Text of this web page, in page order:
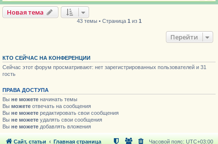
Новая тема
43 темы • Страница 1из 1
Перейти
КТО СЕЙЧАС НА КОНФЕРЕНЦИИ
Сейчас этот форум просматривают: нет зарегистрированных пользователей и 31
гость
ПРАВА ДОСТУПА
Вы не можете начинать темы
Вы можете отвечать на сообщения
Вы не можете редактировать свои сообщения
Вы не можете удалять свои сообщения
Вы не можете добавлять вложения
Сайт, статьи Главная страница Часовой пояс: UTC+03:00